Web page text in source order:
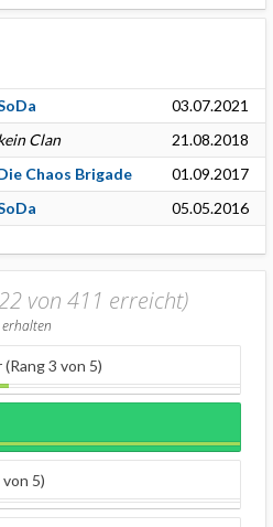
03.07.2021
Clan
21.08.2018
Chaos Brigade
01.09.2017
05.05.2016
von 411 erreicht)
3 von 5)
5)